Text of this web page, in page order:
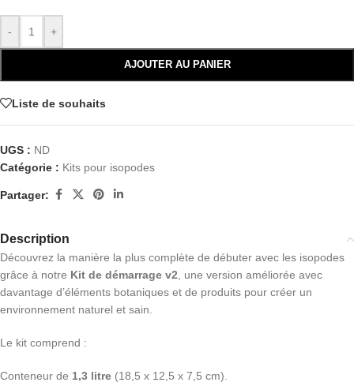
- +
AJOUTER AU PANIER
Liste de souhaits
UGS : ND
Catégorie : Kits pour isopodes
Partager:
Description
Découvrez la manière la plus complète de débuter avec les isopodes
grâce à notre Kit de démarrage v2 , une version améliorée avec
davantage d’éléments botaniques et de produits pour créer un
environnement naturel et sain.
Le kit comprend :
Conteneur de 1,3 litre (18,5 x 12,5 x 7,5 cm).